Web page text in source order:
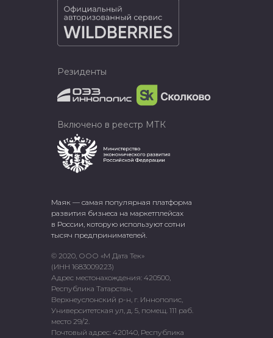
Маяк — самая популярная платформа
развития бизнеса на маркетплейсах
в России, которую используют сотни
тысяч предпринимателей.
© 2020, ООО «М Дата Тек»
(ИНН 1683009223)
Адрес местонахождения: 420500,
Республика Татарстан,
Верхнеуслонский р-н, г. Иннополис,
Университетская ул, д. 5, помещ. 111 раб.
место 29/2.
Почтовый адрес: 420140, Республика
Резиденты
Включено в реестр МТК